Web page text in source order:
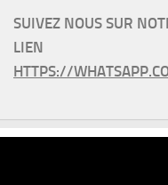
SUIVEZ NOUS SUR
LIEN
HTTPS://